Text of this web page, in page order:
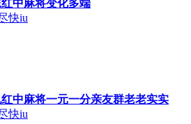
中麻将变化多端
快iu
中麻将一元一分亲友群老老实实
快iu